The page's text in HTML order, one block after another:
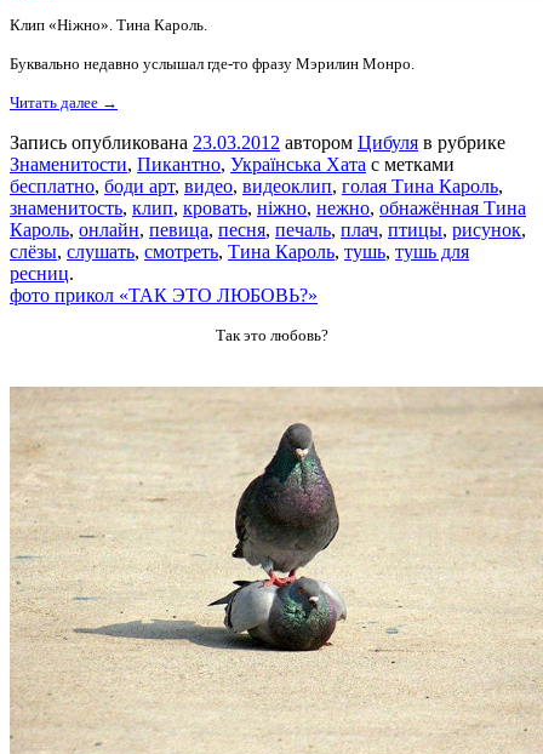
Клип «Ніжно». Тина Кароль.
Буквально недавно услышал где-то фразу Мэрилин Монро.
Читать далее →
Запись опубликована 23.03.2012 автором Цибуля в рубрике
Знаменитости, Пикантно, Українська Хата с метками
бесплатно, боди арт, видео, видеоклип, голая Тина Кароль,
знаменитость, клип, кровать, ніжно, нежно, обнажённая Тина
Кароль, онлайн, певица, песня, печаль, плач, птицы, рисунок,
слёзы, слушать, смотреть, Тина Кароль, тушь, тушь для
ресниц.
фото прикол «ТАК ЭТО ЛЮБОВЬ?»
Так это любовь?